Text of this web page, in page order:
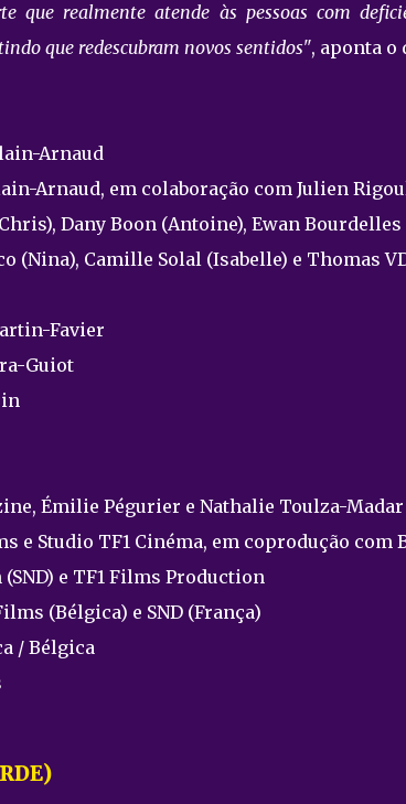
que realmente atende às pessoas com
que redescubram novos sentidos", aponta o
Arnaud
Arnaud, em colaboração com Julien
Dany Boon (Antoine), Ewan
(Nina), Camille Solal (Isabelle) e Thomas
Favier
Guiot
Émilie Pégurier e Nathalie Toulza-Madar
e Studio TF1 Cinéma, em coprodução com
e TF1 Films Production
(Bélgica) e SND (França)
/ Bélgica